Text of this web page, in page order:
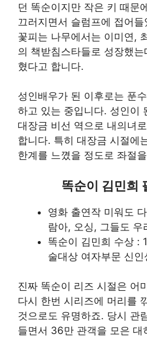
던 똑순이지만 작은 키 때문
끄러지면서 슬럼프에 접어
꽃피는 나무에서는 이미연,
의 책받침스타들로 성장했
혔다고 합니다.
성인배우가 된 이후로는 푼
하고 있는 중입니다. 성인이
대장금 비선 역으로 내의녀
합니다. 특히 대장금 시절에
한계를 느꼈을 정도로 좌절
똑순이 김민희
영화 출연작 미워도
람아, 오싱, 그들도 우
똑순이 김민희 수상 :
술대상 여자부문 신인
진짜 똑순이 리즈 시절은 어
다시 한번 시리즈에 머리를
것으로도 유명하죠. 당시 관
들면서 36만 관객을 모은 대